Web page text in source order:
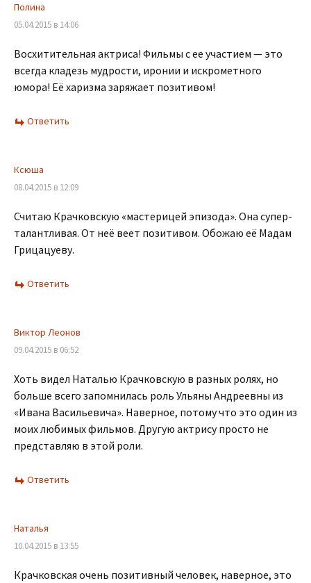
Полина
05.04.2015 в 14:06
Восхитительная актриса! Фильмы с ее участием — это
всегда кладезь мудрости, иронии и искрометного
юмора! Её харизма заряжает позитивом!
Ответить
Ксюша
08.04.2015 в 12:09
Считаю Крачковскую «мастерицей эпизода». Она супер-
талантливая. От неё веет позитивом. Обожаю её Мадам
Грицацуеву.
Ответить
Виктор Леонов
09.04.2015 в 06:52
Хоть видел Наталью Крачковскую в разных ролях, но
больше всего запомнилась роль Ульяны Андреевны из
«Ивана Васильевича». Наверное, потому что это один из
моих любимых фильмов. Другую актрису просто не
представляю в этой роли.
Ответить
Наталья
10.04.2015 в 13:55
Крачковская очень позитивный человек, наверное, это